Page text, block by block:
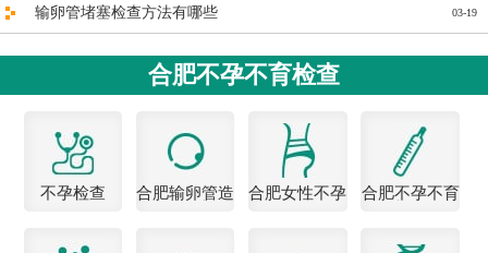
03-19
输卵管堵塞检查方法有哪些
合肥不孕不育检查
不孕检查
合肥输卵管造
合肥女性不孕
合肥不孕不育